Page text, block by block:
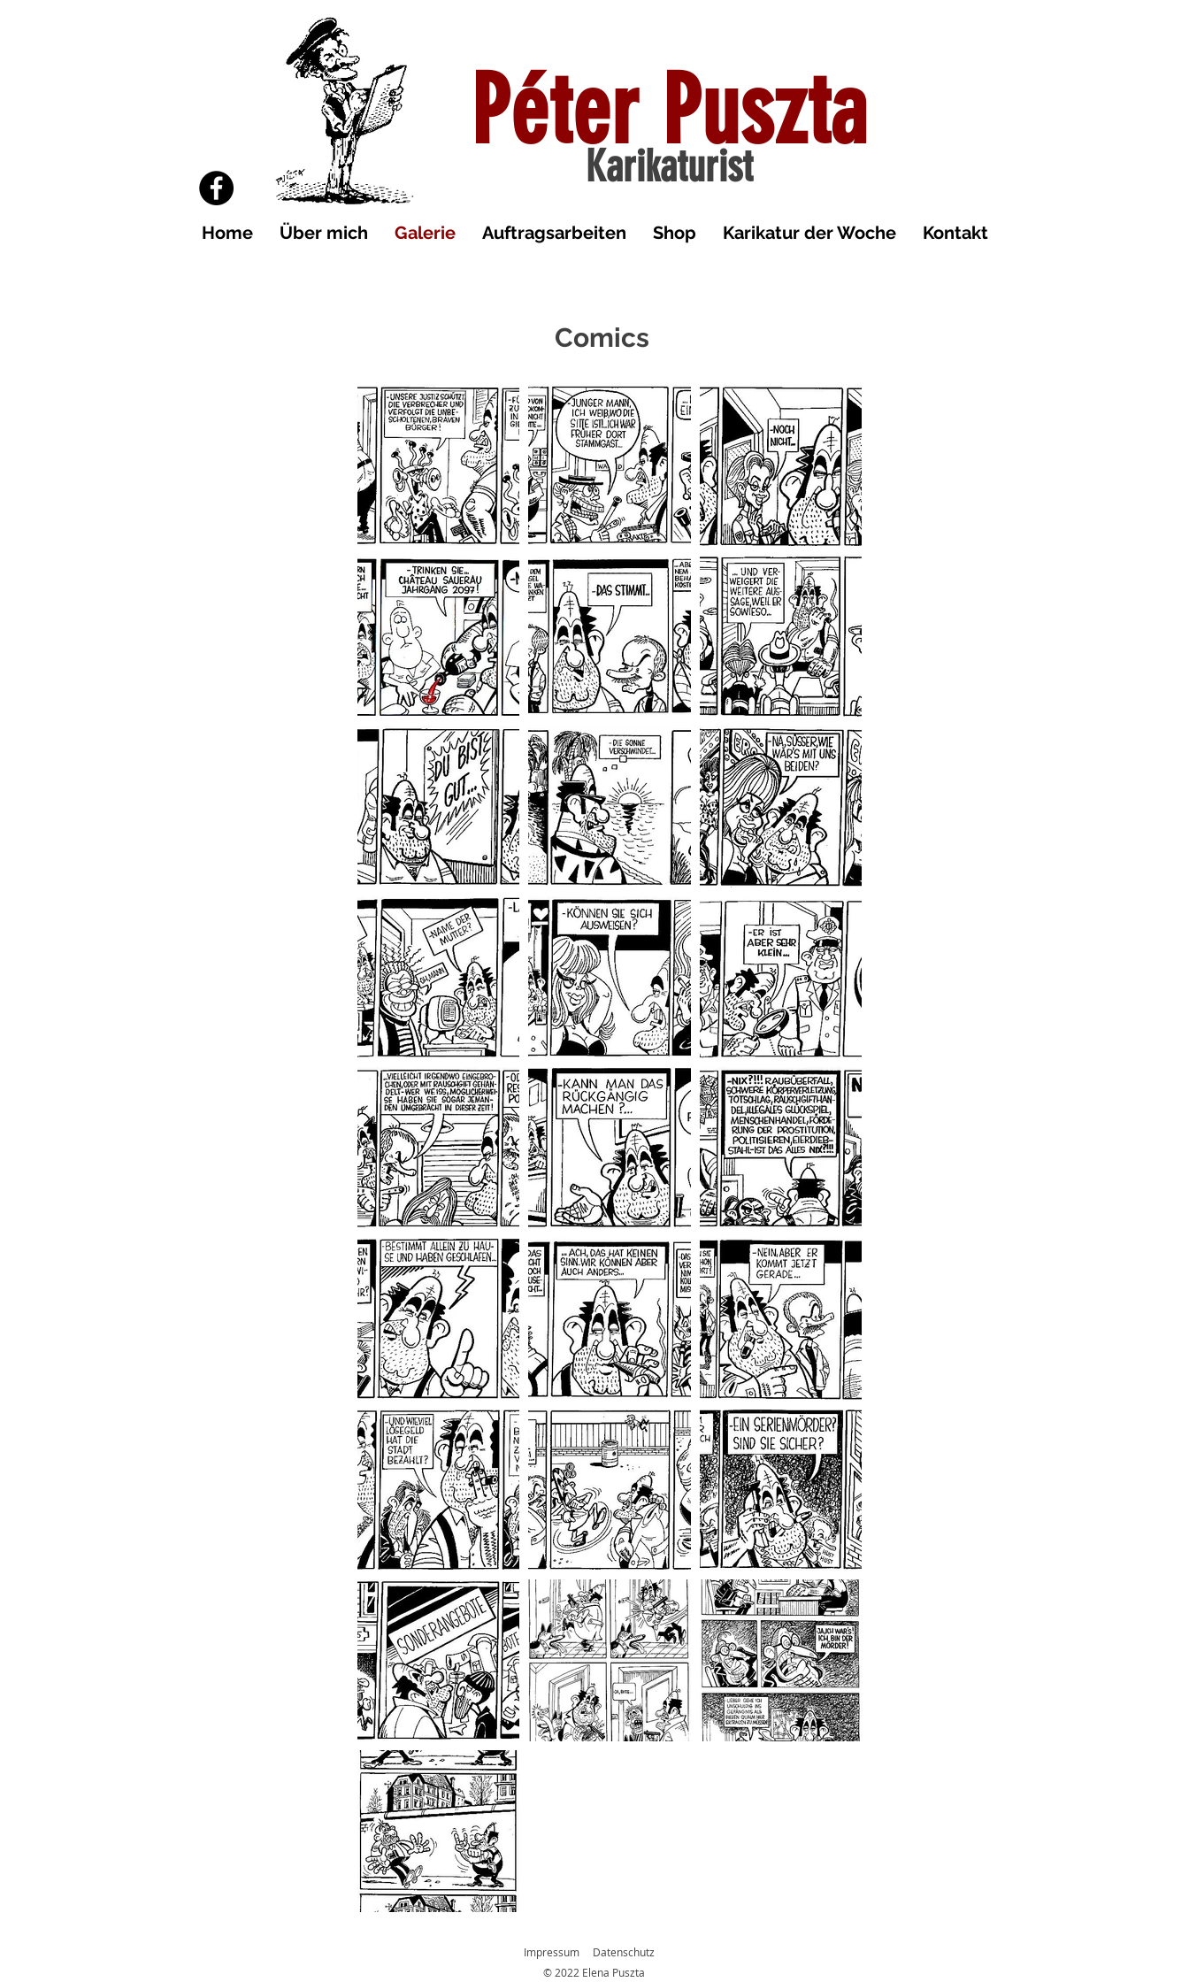
Péter Puszta
Karikaturist
Home Über mich Galerie Auftragsarbeiten Shop Karikatur der Woche Kontakt
Comics
Impressum
Datenschutz
© 2022 Elena Puszta